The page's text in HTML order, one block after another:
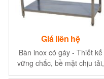
Giá liên hệ
Bàn inox có gáy - Thiết kế
vững chắc, bề mặt chịu tải,
kiểu dáng đẹp mắt